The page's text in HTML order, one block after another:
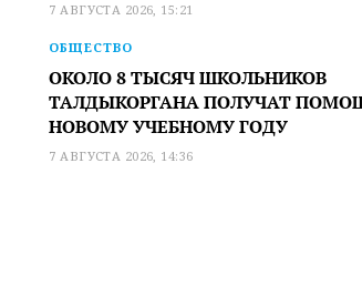
7 АВГУСТА 2026, 15:21
ОБЩЕСТВО
ОКОЛО 8 ТЫСЯЧ ШКОЛЬНИКОВ
ТАЛДЫКОРГАНА ПОЛУЧАТ
НОВОМУ УЧЕБНОМУ ГОДУ
7 АВГУСТА 2026, 14:36